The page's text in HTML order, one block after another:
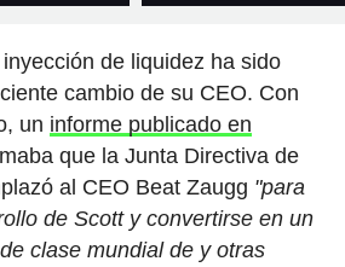
de liquidez ha sido
cambio de su CEO. Con
un informe publicado en
que la Junta Directiva de
al CEO Beat Zaugg "para
de Scott y convertirse en un
clase mundial de y otras